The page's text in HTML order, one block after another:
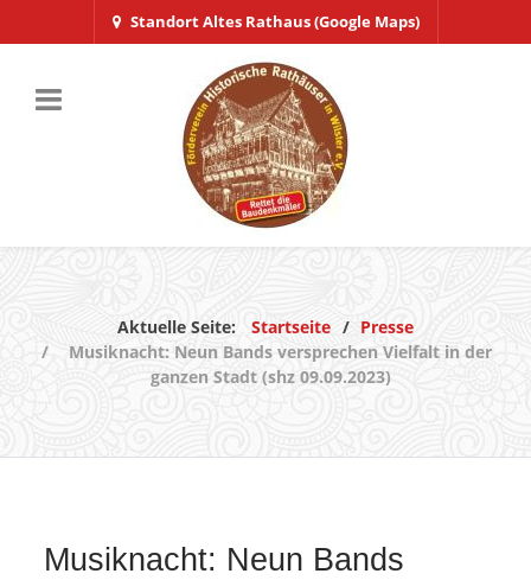
Standort Altes Rathaus (Google Maps)
Aktuelle Seite: Startseite
Presse
Musiknacht: Neun Bands versprechen Vielfalt in der
ganzen Stadt (shz 09.09.2023)
Musiknacht: Neun Bands